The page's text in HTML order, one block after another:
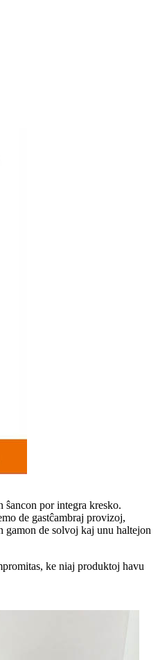
por integra kresko.
de gastĉambraj provizoj,
gamon de solvoj kaj unu haltejon
ke niaj produktoj havu